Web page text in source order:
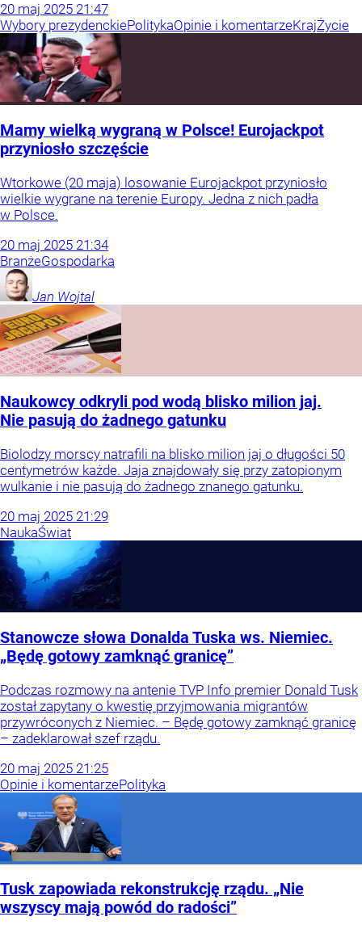
20 maj 2025 21:47
Wybory prezydenckiePolitykaOpinie i komentarzeKrajŻycie
Mamy wielką wygraną w Polsce! Eurojackpot
przyniosło szczęście
Wtorkowe (20 maja) losowanie Eurojackpot przyniosło
wielkie wygrane na terenie Europy. Jedna z nich padła
w Polsce.
20 maj 2025 21:34
BranżeGospodarka
Jan Wojtal
Naukowcy odkryli pod wodą blisko milion jaj.
Nie pasują do żadnego gatunku
Biolodzy morscy natrafili na blisko milion jaj o długości 50
centymetrów każde. Jaja znajdowały się przy zatopionym
wulkanie i nie pasują do żadnego znanego gatunku.
20 maj 2025 21:29
NaukaŚwiat
Stanowcze słowa Donalda Tuska ws. Niemiec.
„Będę gotowy zamknąć granicę”
Podczas rozmowy na antenie TVP Info premier Donald Tusk
został zapytany o kwestię przyjmowania migrantów
przywróconych z Niemiec. – Będę gotowy zamknąć granicę
– zadeklarował szef rządu.
20 maj 2025 21:25
Opinie i komentarzePolityka
Tusk zapowiada rekonstrukcję rządu. „Nie
wszyscy mają powód do radości”